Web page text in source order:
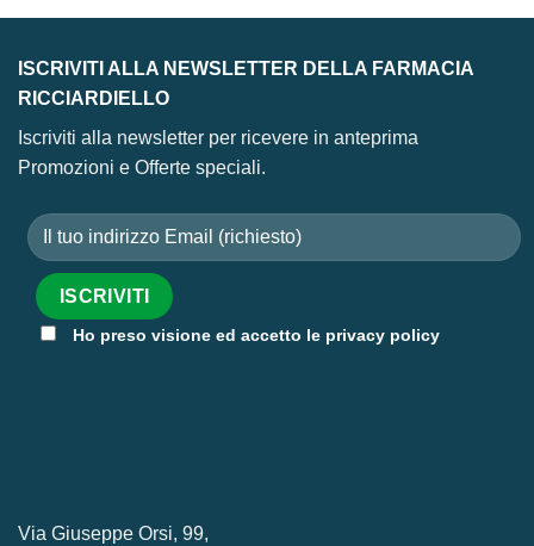
ISCRIVITI ALLA NEWSLETTER DELLA FARMACIA
RICCIARDIELLO
Iscriviti alla newsletter per ricevere in anteprima
Promozioni e Offerte speciali.
Ho preso visione ed accetto le privacy policy
Via Giuseppe Orsi, 99,